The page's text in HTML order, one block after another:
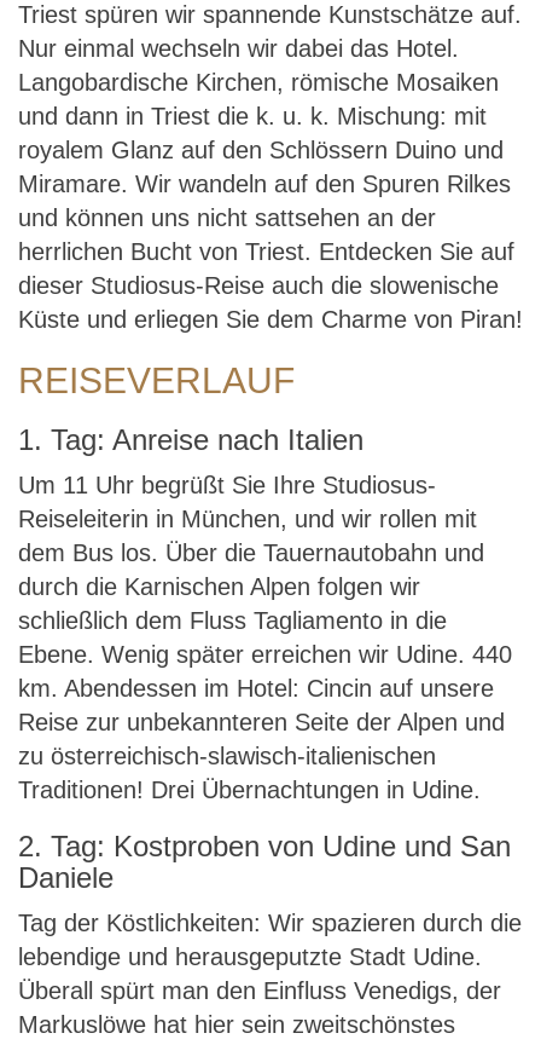
Triest spüren wir spannende Kunstschätze auf.
Nur einmal wechseln wir dabei das Hotel.
Langobardische Kirchen, römische Mosaiken
und dann in Triest die k. u. k. Mischung: mit
royalem Glanz auf den Schlössern Duino und
Miramare. Wir wandeln auf den Spuren Rilkes
und können uns nicht sattsehen an der
herrlichen Bucht von Triest. Entdecken Sie auf
dieser Studiosus-Reise auch die slowenische
Küste und erliegen Sie dem Charme von Piran!
REISEVERLAUF
1. Tag: Anreise nach Italien
Um 11 Uhr begrüßt Sie Ihre Studiosus-
Reiseleiterin in München, und wir rollen mit
dem Bus los. Über die Tauernautobahn und
durch die Karnischen Alpen folgen wir
schließlich dem Fluss Tagliamento in die
Ebene. Wenig später erreichen wir Udine. 440
km. Abendessen im Hotel: Cincin auf unsere
Reise zur unbekannteren Seite der Alpen und
zu österreichisch-slawisch-italienischen
Traditionen! Drei Übernachtungen in Udine.
2. Tag: Kostproben von Udine und San
Daniele
Tag der Köstlichkeiten: Wir spazieren durch die
lebendige und herausgeputzte Stadt Udine.
Überall spürt man den Einfluss Venedigs, der
Markuslöwe hat hier sein zweitschönstes